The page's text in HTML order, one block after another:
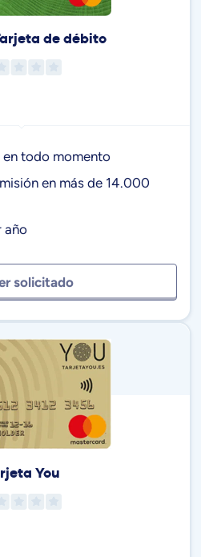
de débito
en todo momento
en más de 14.000
año
solicitado
You